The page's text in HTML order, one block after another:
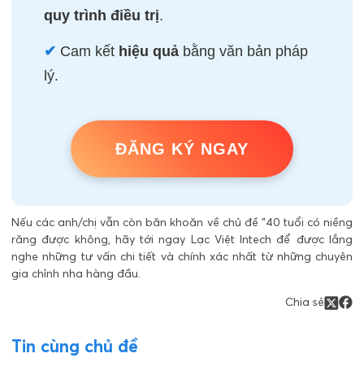
quy trình điều trị.
✔ Cam kết hiệu quả bằng văn bản pháp
lý.
ĐĂNG KÝ NGAY
Nếu các anh/chị vẫn còn băn khoăn về chủ đề "40 tuổi có niềng
răng được không, hãy tới ngay Lạc Việt Intech để được lắng
nghe những tư vấn chi tiết và chính xác nhất từ những chuyên
gia chỉnh nha hàng đầu.
Chia sẻ
Tin cùng chủ đề